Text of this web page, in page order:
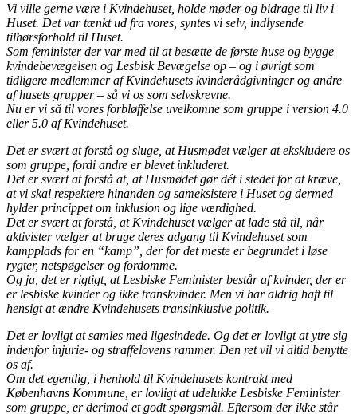
Vi ville gerne være i Kvindehuset, holde møder og bidrage til liv i
Huset. Det var tænkt ud fra vores, syntes vi selv, indlysende
tilhørsforhold til Huset.
Som feminister der var med til at besætte de første huse og bygge
kvindebevægelsen og Lesbisk Bevægelse op – og i øvrigt som
tidligere medlemmer af Kvindehusets kvinderådgivninger og andre
af husets grupper – så vi os som selvskrevne.
Nu er vi så til vores forbløffelse uvelkomne som gruppe i version 4.0
eller 5.0 af Kvindehuset.
Det er svært at forstå og sluge, at Husmødet vælger at ekskludere os
som gruppe, fordi andre er blevet inkluderet.
Det er svært at forstå at, at Husmødet gør dét i stedet for at kræve,
at vi skal respektere hinanden og sameksistere i Huset og dermed
hylder princippet om inklusion og lige værdighed.
Det er svært at forstå, at Kvindehuset vælger at lade stå til, når
aktivister vælger at bruge deres adgang til Kvindehuset som
kampplads for en “kamp”, der for det meste er begrundet i løse
rygter, netspøgelser og fordomme.
Og ja, det er rigtigt, at Lesbiske Feminister består af kvinder, der er
er lesbiske kvinder og ikke transkvinder. Men vi har aldrig haft til
hensigt at ændre Kvindehusets transinklusive politik.
Det er lovligt at samles med ligesindede. Og det er lovligt at ytre sig
indenfor injurie- og straffelovens rammer. Den ret vil vi altid benytte
os af.
Om det egentlig, i henhold til Kvindehusets kontrakt med
Københavns Kommune, er lovligt at udelukke Lesbiske Feminister
som gruppe, er derimod et godt spørgsmål. Eftersom der ikke står